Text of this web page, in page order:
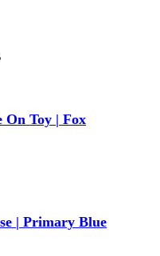
On Toy | Fox
| Primary Blue